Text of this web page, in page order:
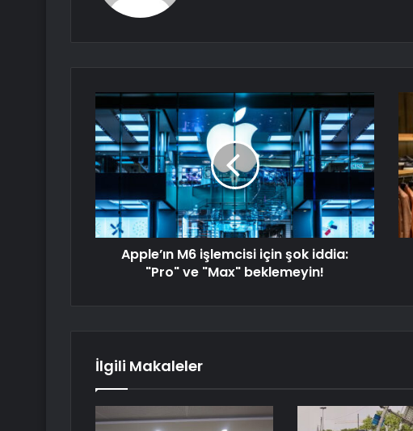
Apple’ın M6 işlemcisi için şok iddia:
"Pro" ve "Max" beklemeyin!
İlgili Makaleler